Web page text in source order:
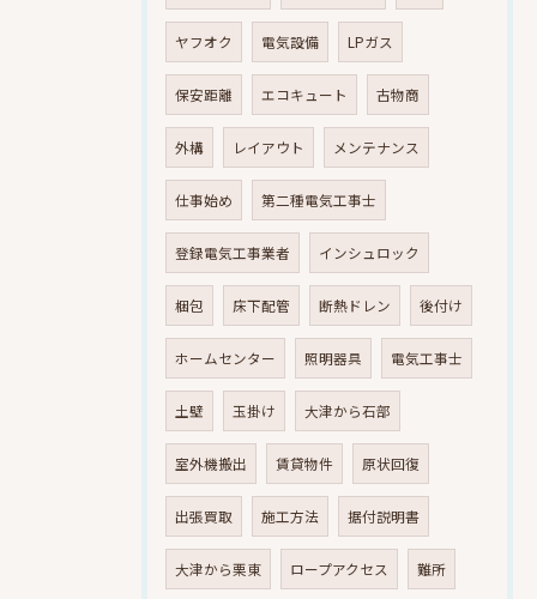
ヤフオク 電気設備 LPガス
保安距離 エコキュート 古物商
外構 レイアウト メンテナンス
仕事始め 第二種電気工事士
登録電気工事業者 インシュロック
梱包 床下配管 断熱ドレン 後付け
ホームセンター 照明器具 電気工事士
土壁 玉掛け 大津から石部
室外機搬出 賃貸物件 原状回復
出張買取 施工方法 据付説明書
大津から栗東 ロープアクセス 難所